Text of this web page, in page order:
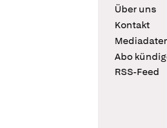
Über uns
Kontakt
Abo
RSS-Feed